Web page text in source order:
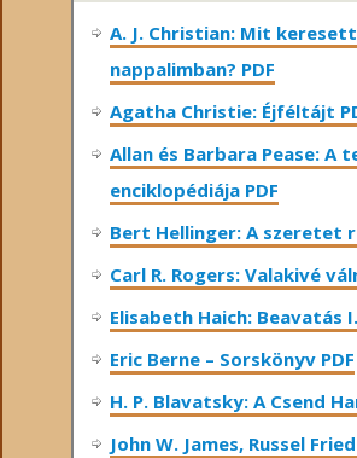
A. J. Christian: Mit
nappalimban? PDF
Agatha Christie: Éjféltájt
Allan és Barbara Pease: A
enciklopédiája PDF
Bert Hellinger: A ​szeretet
Carl R. Rogers: Valakivé
Elisabeth Haich: Beavatás
Eric Berne – Sorskönyv PDF
H. P. Blavatsky: A Csend
John W. James, Russel